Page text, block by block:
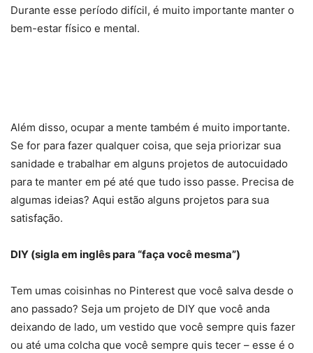
Durante esse período difícil, é muito importante manter o
bem-estar físico e mental.
Além disso, ocupar a mente também é muito importante.
Se for para fazer qualquer coisa, que seja priorizar sua
sanidade e trabalhar em alguns projetos de autocuidado
para te manter em pé até que tudo isso passe. Precisa de
algumas ideias? Aqui estão alguns projetos para sua
satisfação.
DIY (sigla em inglês para “faça você mesma”)
Tem umas coisinhas no Pinterest que você salva desde o
ano passado? Seja um projeto de DIY que você anda
deixando de lado, um vestido que você sempre quis fazer
ou até uma colcha que você sempre quis tecer – esse é o